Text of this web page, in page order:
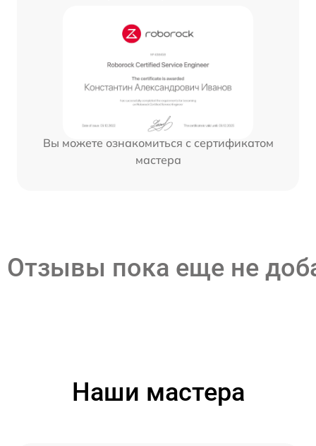
Вы можете ознакомиться с сертификатом
мастера
Отзывы пока еще не
Наши мастера